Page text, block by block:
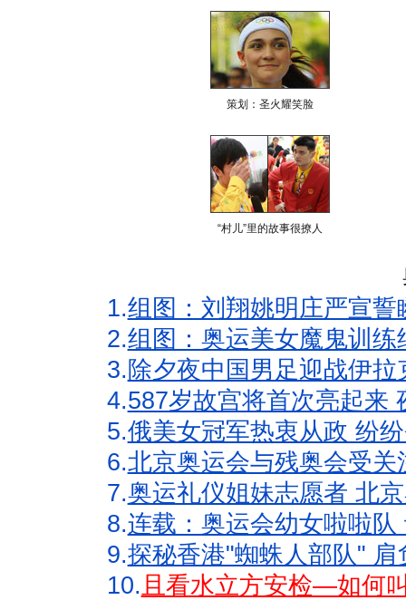
策划：圣火耀笑脸
“村儿”里的故事很撩人
1.组图：刘翔姚明庄严宣
2.组图：奥运美女魔鬼训
3. 除夕夜中国男足迎战伊
4.587岁故宫将首次亮起来
5.俄美女冠军热衷从政 纷
6.北京奥运会与残奥会受
7.奥运礼仪姐妹志愿者 北
8.连载：奥运会幼女啦啦
9.探秘香港"蜘蛛人部队"
10.且看水立方安检—如何